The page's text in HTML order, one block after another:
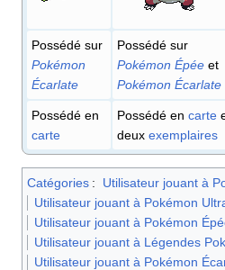
Possédé sur
Pokémon
Écarlate
Possédé sur
Pokémon Épée et
Pokémon Écarlate
Possédé en
carte
Possédé en carte
deux exemplaires
Catégories :
Utilisateur jouant à
Utilisateur jouant à Pokémon
Utilisateur jouant à Pokémon
Utilisateur jouant à Légendes
Utilisateur jouant à Pokémon